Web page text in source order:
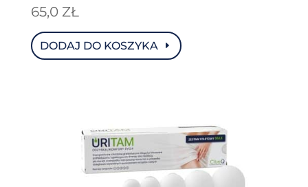
65,0 ZŁ
DODAJ DO KOSZYKA